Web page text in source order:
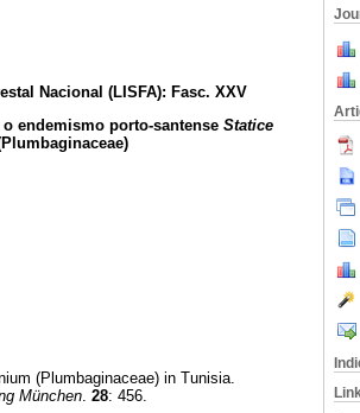
Nacional (LISFA): Fasc. XXV
endemismo porto-santense Statice
(Plumbaginaceae) in Tunisia.
München 28: 456.